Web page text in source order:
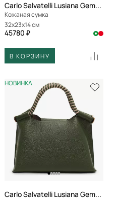
Carlo Salvatelli Lusiana Gemma
Кожаная сумка
32x23x14 см
45780 ₽
В КОРЗИНУ
НОВИНКА
Carlo Salvatelli Lusiana Gemma